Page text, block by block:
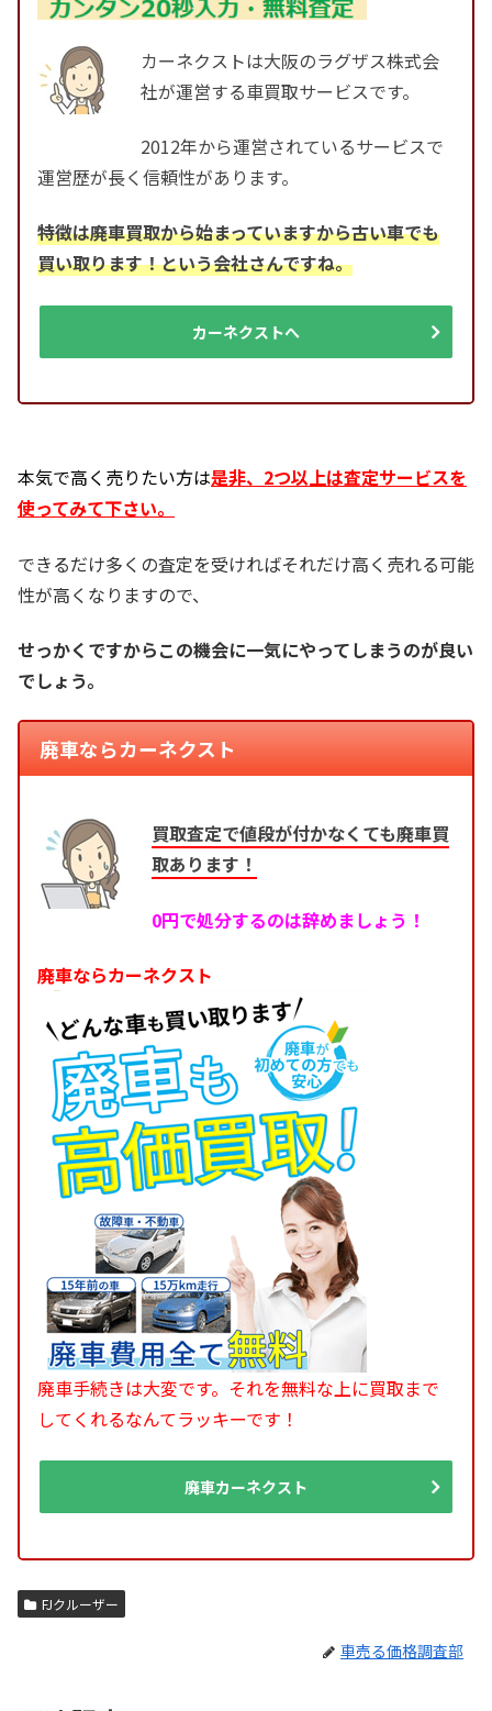
カーネクストは大阪のラグザス株式会
社が運営する車買取サービスです。
2012年から運営されているサービスで
運営歴が長く信頼性があります。
特徴は廃車買取から始まっていますから古い車でも
買い取ります！という会社さんですね。
カーネクストへ
本気で高く売りたい方は是非、2つ以上は査定サービスを
使ってみて下さい。
できるだけ多くの査定を受ければそれだけ高く売れる可能
性が高くなりますので、
せっかくですからこの機会に一気にやってしまうのが良い
でしょう。
廃車ならカーネクスト
買取査定で値段が付かなくても廃車買
取あります！
0円で処分するのは辞めましょう！
廃車ならカーネクスト
廃車手続きは大変です。それを無料な上に買取まで
してくれるなんてラッキーです！
廃車カーネクスト
FJクルーザー
車売る価格調査部